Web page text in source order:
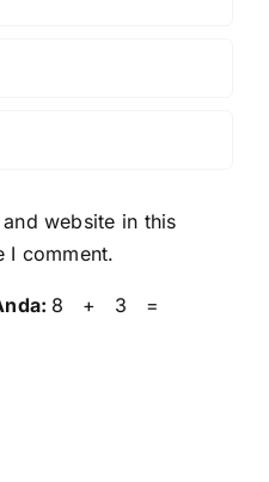
website in this
I comment.
8 + 3 =